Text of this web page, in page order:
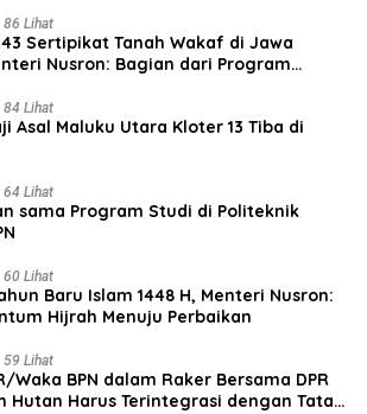
86 Lihat
Sertipikat Tanah Wakaf di Jawa
Nusron: Bagian dari Program
84 Lihat
Asal Maluku Utara Kloter 13 Tiba di
64 Lihat
sama Program Studi di Politeknik
60 Lihat
Baru Islam 1448 H, Menteri Nusron:
Hijrah Menuju Perbaikan
59 Lihat
Waka BPN dalam Raker Bersama DPR
Hutan Harus Terintegrasi dengan Tata